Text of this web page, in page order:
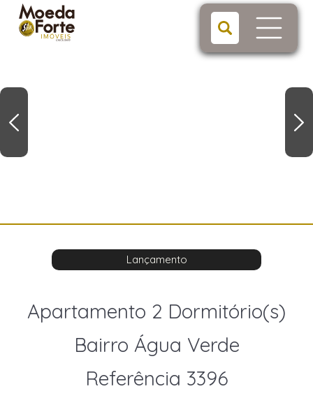
Lançamento
Apartamento 2 Dormitório(s)
Bairro Água Verde
Referência 3396